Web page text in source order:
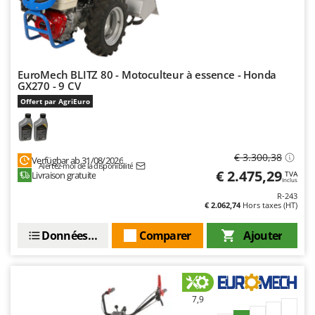
Oriental Koshin
Outdoorchef
P
Palazzetti
Palumbo Pavi
Partisani
Paterlini
Philips
Pramac
R.G.V.
EuroMech BLITZ 80 - Motoculteur à essence - Honda
GX270 - 9 CV
Offert par AgriEuro
Verfügbar ab 31/08/2026
Alertez-moi de la disponibilité
Livraison gratuite
€ 3.300,38
€ 2.475,29 TVA
Inclus
R-243
€ 2.062,74Hors taxes (HT)
Ajouter
Comparer
Données techniques
7,9